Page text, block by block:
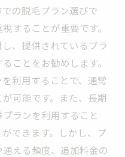
の脱毛プラン選びで
することが重要です。
、提供されているプラ
ことをお勧めします。
利用することで、通常
可能です。また、長期
ランを利用すること
できます。しかし、プ
える頻度、追加料金の